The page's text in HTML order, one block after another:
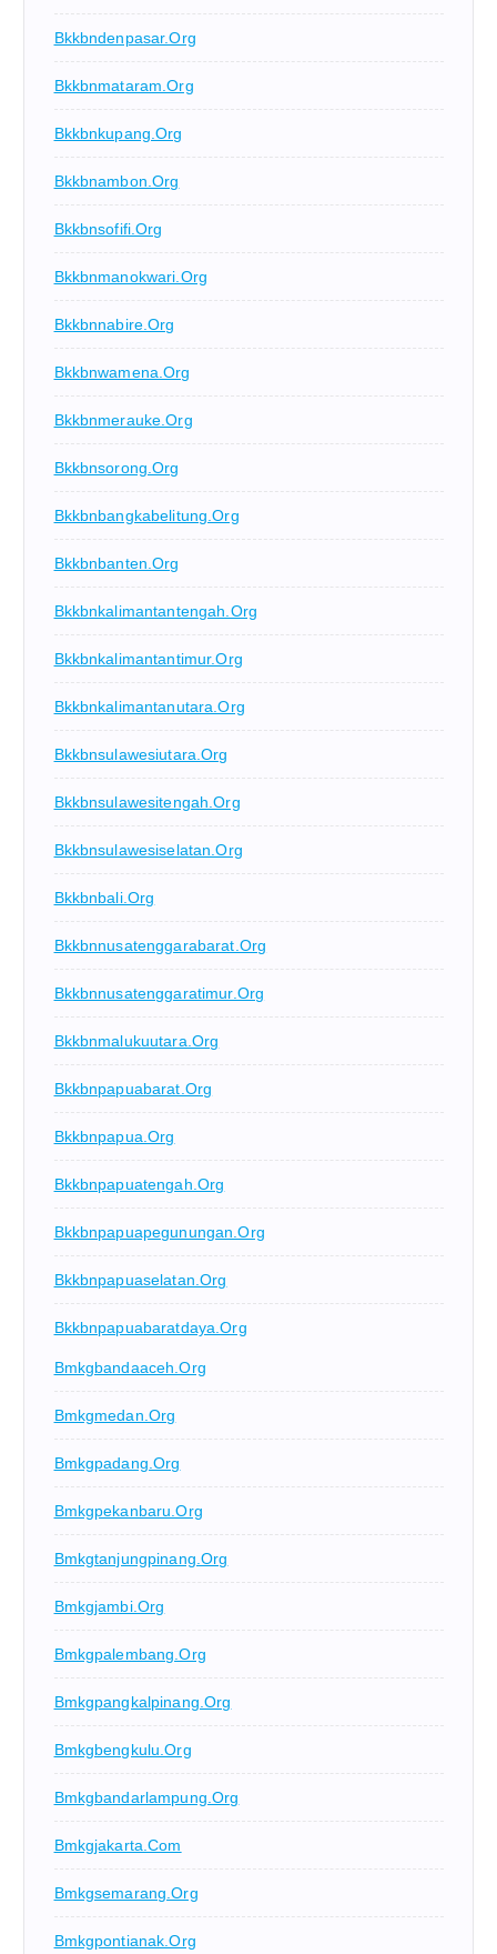
Bkkbndenpasar.org
Bkkbnmataram.org
Bkkbnkupang.org
Bkkbnambon.org
Bkkbnsofifi.org
Bkkbnmanokwari.org
Bkkbnnabire.org
Bkkbnwamena.org
Bkkbnmerauke.org
Bkkbnsorong.org
Bkkbnbangkabelitung.org
Bkkbnbanten.org
Bkkbnkalimantantengah.org
Bkkbnkalimantantimur.org
Bkkbnkalimantanutara.org
Bkkbnsulawesiutara.org
Bkkbnsulawesitengah.org
Bkkbnsulawesiselatan.org
Bkkbnbali.org
Bkkbnnusatenggarabarat.org
Bkkbnnusatenggaratimur.org
Bkkbnmalukuutara.org
Bkkbnpapuabarat.org
Bkkbnpapua.org
Bkkbnpapuatengah.org
Bkkbnpapuapegunungan.org
Bkkbnpapuaselatan.org
Bkkbnpapuabaratdaya.org
Bmkgbandaaceh.org
Bmkgmedan.org
Bmkgpadang.org
Bmkgpekanbaru.org
Bmkgtanjungpinang.org
Bmkgjambi.org
Bmkgpalembang.org
Bmkgpangkalpinang.org
Bmkgbengkulu.org
Bmkgbandarlampung.org
Bmkgjakarta.com
Bmkgsemarang.org
Bmkgpontianak.org